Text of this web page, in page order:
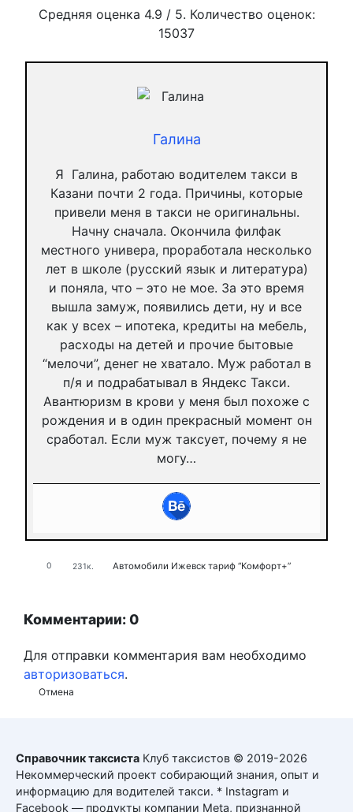
Средняя оценка 4.9 / 5. Количество оценок:
15037
Галина
Я Галина, работаю водителем такси в
Казани почти 2 года. Причины, которые
привели меня в такси не оригинальны.
Начну сначала. Окончила филфак
местного универа, проработала несколько
лет в школе (русский язык и литература)
и поняла, что – это не мое. За это время
вышла замуж, появились дети, ну и все
как у всех – ипотека, кредиты на мебель,
расходы на детей и прочие бытовые
“мелочи”, денег не хватало. Муж работал в
п/я и подрабатывал в Яндекс Такси.
Авантюризм в крови у меня был похоже с
рождения и в один прекрасный момент он
сработал. Если муж таксует, почему я не
могу…
0 231к. Автомобили Ижевск тариф “Комфорт+”
Комментарии: 0
Отмена
Для отправки комментария вам необходимо
авторизоваться.
Справочник таксиста Клуб таксистов © 2019-2026
Некоммерческий проект собирающий знания, опыт и
информацию для водителей такси. * Instagram и
Facebook — продукты компании Meta, признанной